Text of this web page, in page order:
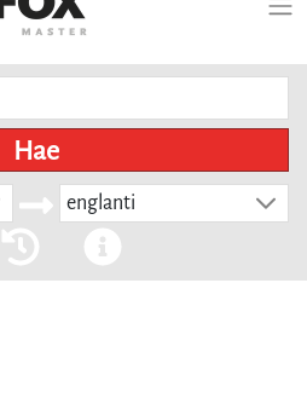
Hae
englanti